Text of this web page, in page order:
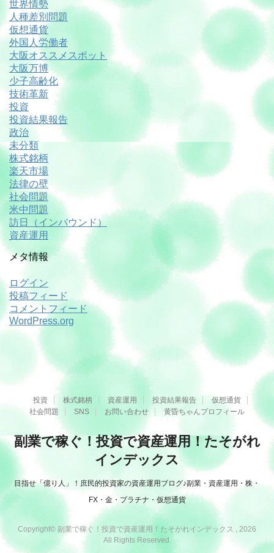
世界情勢
人種差別問題
仮想通貨
外国人労働者
大阪オススメスポット
大阪万博
少子高齢化
技術革新
投資
投資結果報告
政治
未分類
株式銘柄
楽天市場
法律の壁
社会問題
米中問題
訪日（インバウンド）
資産運用
メタ情報
ログイン
投稿フィード
コメントフィード
WordPress.org
投資 株式銘柄 資産運用 投資結果報告
仮想通貨
社会問題
SNS お問い合わせ 黄昏ちゃんプロフィール
副業で稼ぐ！投資で資産運用！たそがれ
インデックス
目指せ「億り人」！庶民的投資家の資産運用ブログ♪副業・資産運用・株・
FX・金・プラチナ・仮想通貨
Copyright© 副業で稼ぐ！投資で資産運用！たそがれインデックス , 2026
All Rights Reserved.